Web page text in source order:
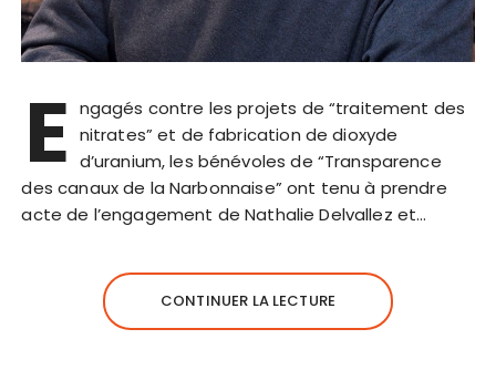
E ngagés contre les projets de “traitement des
nitrates” et de fabrication de dioxyde
d’uranium, les bénévoles de “Transparence
des canaux de la Narbonnaise” ont tenu à prendre
acte de l’engagement de Nathalie Delvallez et…
CONTINUER LA LECTURE